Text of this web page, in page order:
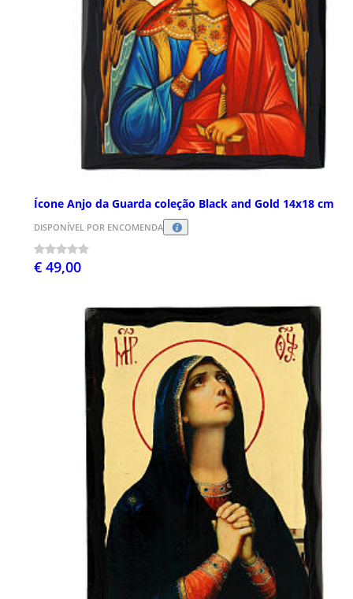
Ícone Anjo da Guarda coleção Black and Gold 14x18 cm
DISPONÍVEL POR ENCOMENDA
€ 49,00